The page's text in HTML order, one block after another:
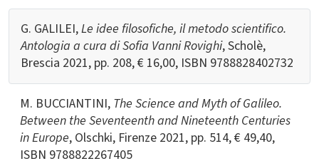
G. GALILEI,Le idee filosofiche, il metodo scientifico.
Antologia a cura di Sofia Vanni Rovighi, Scholè,
Brescia 2021, pp. 208, € 16,00, ISBN 9788828402732
M. BUCCIANTINI, The Science and Myth of Galileo.
Between the Seventeenth and Nineteenth Centuries
in Europe, Olschki, Firenze 2021, pp. 514, € 49,40,
ISBN 9788822267405